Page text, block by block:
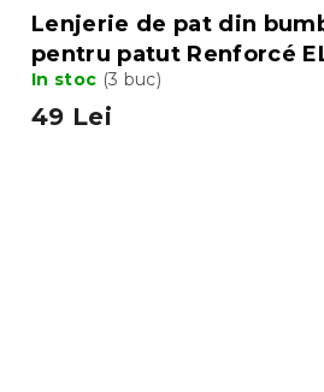
Lenjerie de pat din
pentru patut Renforcé
In stoc (3 buc)
49 Lei